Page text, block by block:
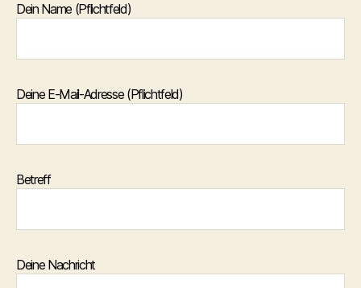
Dein Name (Pflichtfeld)
Deine E-Mail-Adresse (Pflichtfeld)
Betreff
Deine Nachricht